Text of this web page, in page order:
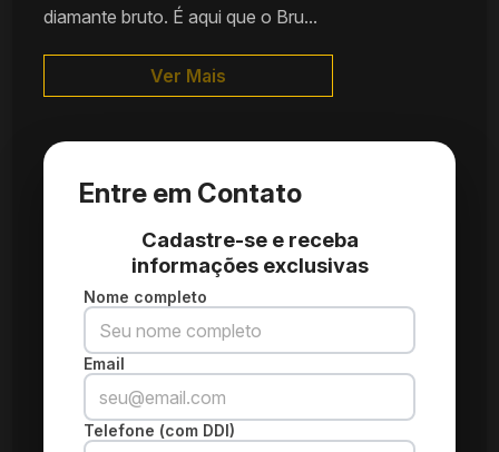
diamante bruto. É aqui que o Bru...
Ver Mais
Entre em Contato
Cadastre-se e receba
informações exclusivas
Nome completo
Email
Telefone (com DDI)